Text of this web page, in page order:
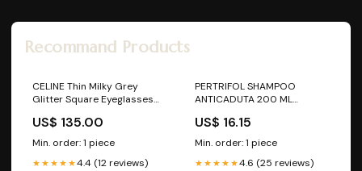
Recommand Products
CELINE Thin Milky Grey
Glitter Square Eyeglasses
US$ 135.00
Min. order: 1 piece
★★★★★4.4 (12 reviews)
PERTRIFOL SHAMPOO
ANTICADUTA 200 ML
US$ 16.15
Min. order: 1 piece
★★★★★4.6 (25 reviews)